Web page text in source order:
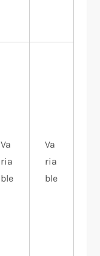
Va
ria
ble
Va
ria
ble